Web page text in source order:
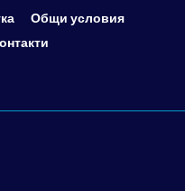
Общи условия